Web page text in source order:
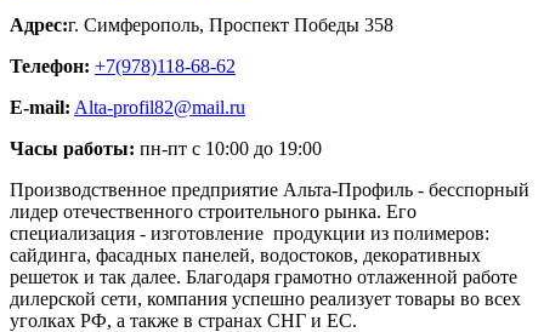
Адрес:г. Симферополь, Проспект Победы 358
Телефон: +7(978)118-68-62
E-mail: Alta-profil82@mail.ru
Часы работы: пн-пт с 10:00 до 19:00
Производственное предприятие Альта-Профиль - бесспорный
лидер отечественного строительного рынка. Его
специализация - изготовление продукции из полимеров:
сайдинга, фасадных панелей, водостоков, декоративных
решеток и так далее. Благодаря грамотно отлаженной работе
дилерской сети, компания успешно реализует товары во всех
уголках РФ, а также в странах СНГ и ЕС.